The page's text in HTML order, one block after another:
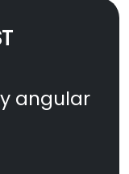
angular